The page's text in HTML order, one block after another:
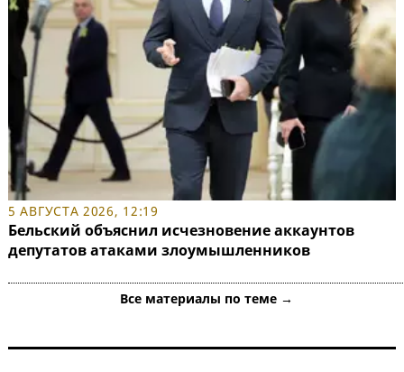
5 АВГУСТА 2026, 12:19
Бельский объяснил исчезновение аккаунтов
депутатов атаками злоумышленников
Все материалы по теме →